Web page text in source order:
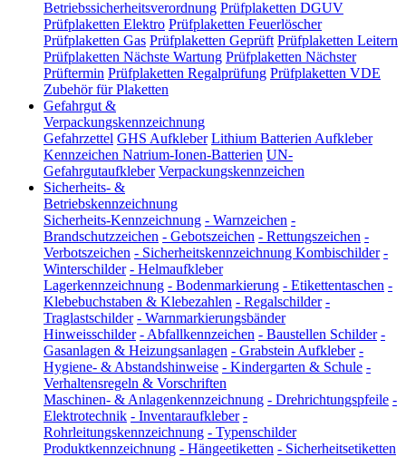
Betriebssicherheitsverordnung Prüfplaketten DGUV
Prüfplaketten Elektro Prüfplaketten Feuerlöscher
Prüfplaketten Gas Prüfplaketten Geprüft Prüfplaketten Leitern
Prüfplaketten Nächste Wartung Prüfplaketten Nächster
Prüftermin Prüfplaketten Regalprüfung Prüfplaketten VDE
Zubehör für Plaketten
Gefahrgut &
Verpackungskennzeichnung
Gefahrzettel GHS Aufkleber Lithium Batterien Aufkleber
Kennzeichen Natrium-Ionen-Batterien UN-
Gefahrgutaufkleber Verpackungskennzeichen
Sicherheits- &
Betriebskennzeichnung
Sicherheits-Kennzeichnung - Warnzeichen -
Brandschutzzeichen - Gebotszeichen - Rettungszeichen -
Verbotszeichen - Sicherheitskennzeichnung Kombischilder -
Winterschilder - Helmaufkleber
Lagerkennzeichnung - Bodenmarkierung - Etikettentaschen -
Klebebuchstaben & Klebezahlen - Regalschilder -
Traglastschilder - Warnmarkierungsbänder
Hinweisschilder - Abfallkennzeichen - Baustellen Schilder -
Gasanlagen & Heizungsanlagen - Grabstein Aufkleber -
Hygiene- & Abstandshinweise - Kindergarten & Schule -
Verhaltensregeln & Vorschriften
Maschinen- & Anlagenkennzeichnung - Drehrichtungspfeile -
Elektrotechnik - Inventaraufkleber -
Rohrleitungskennzeichnung - Typenschilder
Produktkennzeichnung - Hängeetiketten - Sicherheitsetiketten